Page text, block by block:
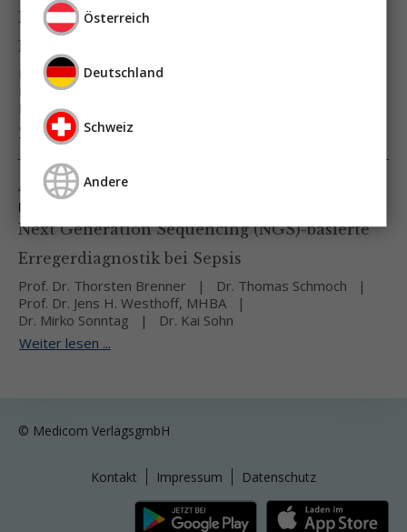
Next Generation Sequencing (NGS)-basierte
Erregerdiagnostik bei Sepsis
Prof. Dr. Thorsten Brenner
Prof. Dr. Jens H. Westhoff, MHBA
Dr. Mirko Sonntag
Weiter lesen ...
Ausgabe 4/23
From Bench-to-Bedside:
Next Generation Sequencing (NGS)-basierte
Erregerdiagnostik bei Sepsis
Prof. Dr. Thorsten Brenner
Dr. Thomas Schmoch
Prof. Dr. Jens H. Westhoff, MHBA
Dr. Mirko Sonntag
Dr. Kai Sohn
Weiter lesen ...
© Medicom VerlagsgmbH
Kontakt Impressum Datenschutz
Österreich
Deutschland
Schweiz
Andere